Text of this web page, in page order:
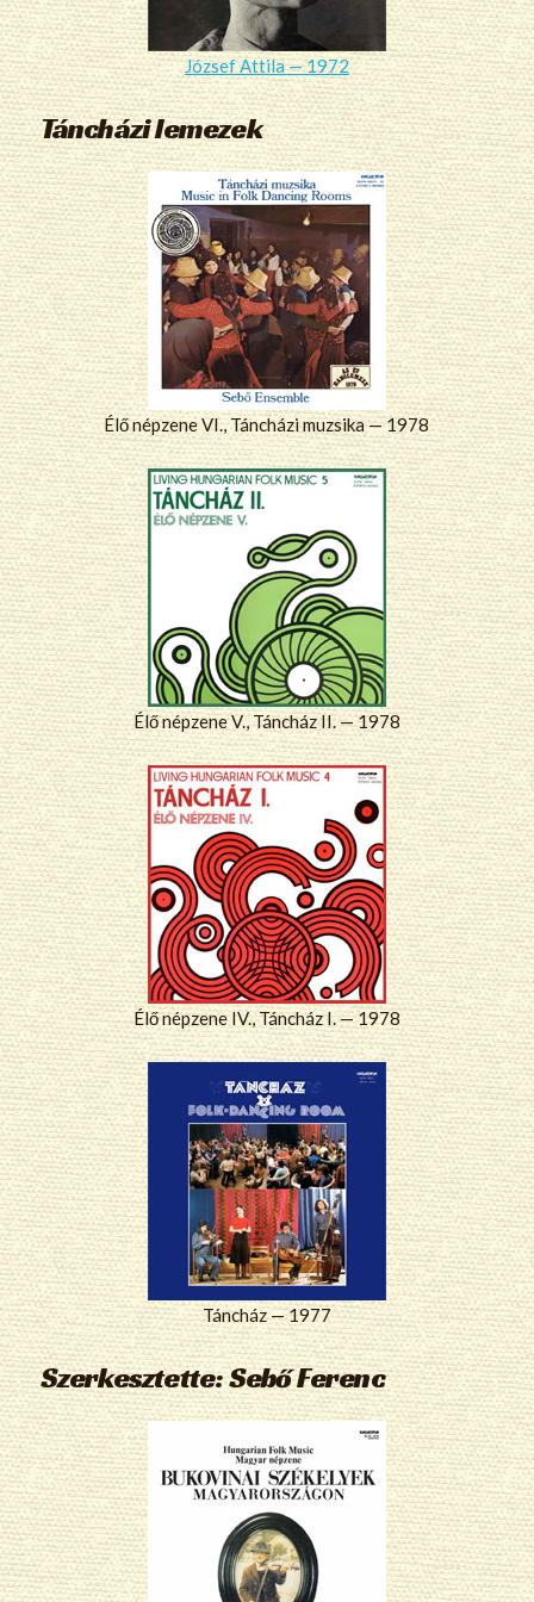
József Attila — 1972
Táncházi lemezek
Élő népzene VI., Táncházi muzsika — 1978
Élő népzene V., Táncház II. — 1978
Élő népzene IV., Táncház I. — 1978
Táncház — 1977
Szerkesztette: Sebő Ferenc